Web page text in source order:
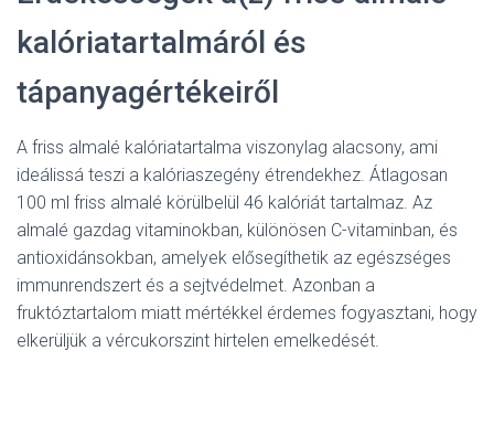
kalóriatartalmáról és
tápanyagértékeiről
A friss almalé kalóriatartalma viszonylag alacsony, ami
ideálissá teszi a kalóriaszegény étrendekhez. Átlagosan
100 ml friss almalé körülbelül 46 kalóriát tartalmaz. Az
almalé gazdag vitaminokban, különösen C-vitaminban, és
antioxidánsokban, amelyek elősegíthetik az egészséges
immunrendszert és a sejtvédelmet. Azonban a
fruktóztartalom miatt mértékkel érdemes fogyasztani, hogy
elkerüljük a vércukorszint hirtelen emelkedését.